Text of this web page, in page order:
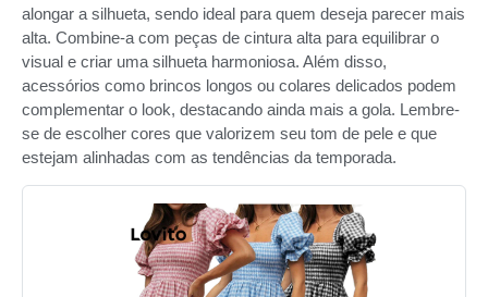
alongar a silhueta, sendo ideal para quem deseja parecer mais
alta. Combine-a com peças de cintura alta para equilibrar o
visual e criar uma silhueta harmoniosa. Além disso,
acessórios como brincos longos ou colares delicados podem
complementar o look, destacando ainda mais a gola. Lembre-
se de escolher cores que valorizem seu tom de pele e que
estejam alinhadas com as tendências da temporada.